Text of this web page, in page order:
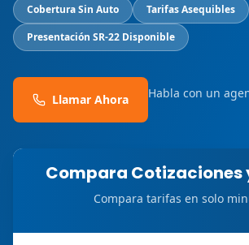
Cobertura Sin Auto
Tarifas Asequibles
Presentación SR-22 Disponible
Llamar Ahora Habla con un
Compara Cotizaciones
Compara tarifas en solo